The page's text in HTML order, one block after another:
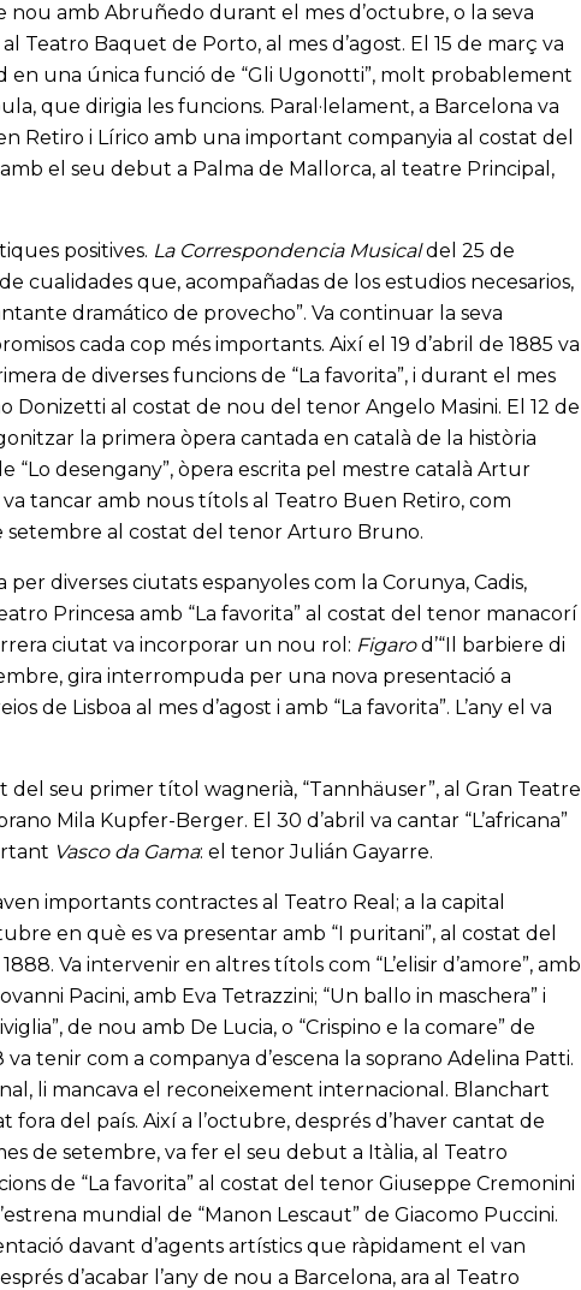
nou amb Abruñedo durant el mes d’octubre, o la seva
Teatro Baquet de Porto, al mes d’agost. El 15 de març va
en una única funció de “Gli Ugonotti”, molt probablement
que dirigia les funcions. Paral·lelament, a Barcelona va
Retiro i Lírico amb una important companyia al costat del
el seu debut a Palma de Mallorca, al teatre Principal,
positives. La Correspondencia Musicaldel 25 de
cualidades que, acompañadas de los estudios necesarios,
dramático de provecho”. Va continuar la seva
cada cop més importants. Així el 19 d’abril de 1885 va
de diverses funcions de “La favorita”, i durant el mes
Donizetti al costat de nou del tenor Angelo Masini. El 12 de
la primera òpera cantada en català de la història
“Lo desengany”, òpera escrita pel mestre català Artur
va tancar amb nous títols al Teatro Buen Retiro, com
setembre al costat del tenor Arturo Bruno.
diverses ciutats espanyoles com la Corunya, Cadis,
Princesa amb “La favorita” al costat del tenor manacorí
ciutat va incorporar un nou rol: Figarod’“Il barbiere di
gira interrompuda per una nova presentació a
de Lisboa al mes d’agost i amb “La favorita”. L’any el va
del seu primer títol wagnerià, “Tannhäuser”, al Gran Teatre
Mila Kupfer-Berger. El 30 d’abril va cantar “L’africana”
Vasco da Gama: el tenor Julián Gayarre.
importants contractes al Teatro Real; a la capital
en què es va presentar amb “I puritani”, al costat del
Va intervenir en altres títols com “L’elisir d’amore”, amb
Pacini, amb Eva Tetrazzini; “Un ballo in maschera” i
de nou amb De Lucia, o “Crispino e la comare” de
tenir com a companya d’escena la soprano Adelina Patti.
li mancava el reconeixement internacional. Blanchart
fora del país. Així a l’octubre, després d’haver cantat de
de setembre, va fer el seu debut a Itàlia, al Teatro
de “La favorita” al costat del tenor Giuseppe Cremonini
mundial de “Manon Lescaut” de Giacomo Puccini.
davant d’agents artístics que ràpidament el van
d’acabar l’any de nou a Barcelona, ara al Teatro